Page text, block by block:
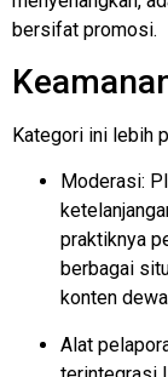
bersifat promosi.
Kategori ini lebih
Moderasi:
praktiknya
berbagai
konten
Alat